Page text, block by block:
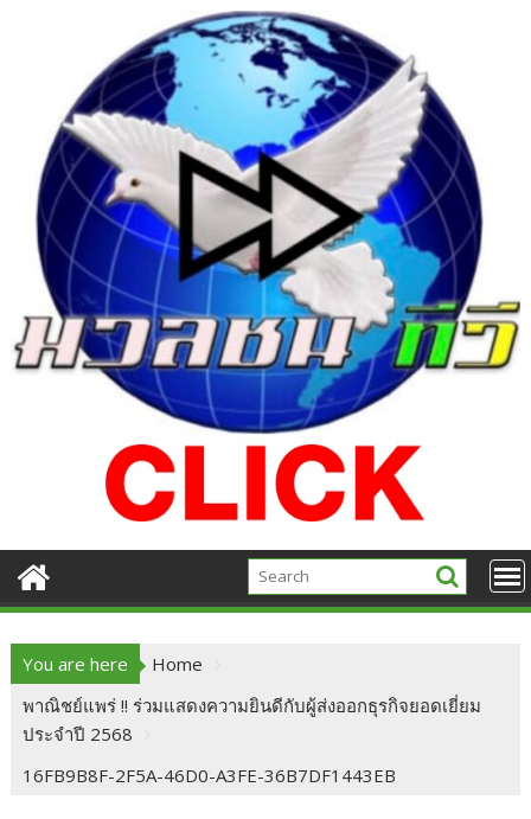
You are here
Home
พาณิชย์แพร่ !! ร่วมแสดงความยินดีกับผู้ส่งออกธุรกิจยอดเยี่ยม
ประจำปี 2568
16FB9B8F-2F5A-46D0-A3FE-36B7DF1443EB